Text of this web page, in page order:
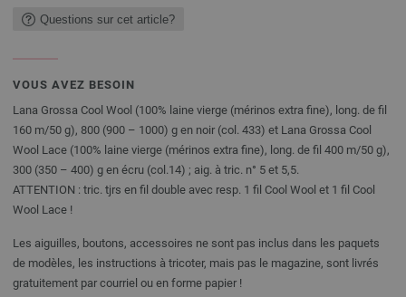
Questions sur cet article?
VOUS AVEZ BESOIN
Lana Grossa Cool Wool (100% laine vierge (mérinos extra fine), long. de fil
160 m/50 g), 800 (900 – 1000) g en noir (col. 433) et Lana Grossa Cool
Wool Lace (100% laine vierge (mérinos extra fine), long. de fil 400 m/50 g),
300 (350 – 400) g en écru (col.14) ; aig. à tric. n° 5 et 5,5.
ATTENTION : tric. tjrs en fil double avec resp. 1 fil Cool Wool et 1 fil Cool
Wool Lace !
Les aiguilles, boutons, accessoires ne sont pas inclus dans les paquets
de modèles, les instructions à tricoter, mais pas le magazine, sont livrés
gratuitement par courriel ou en forme papier !